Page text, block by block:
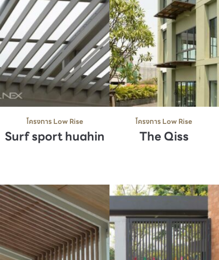
โครงการ Low Rise
Surf sport huahin
โครงการ Low Rise
The Qiss